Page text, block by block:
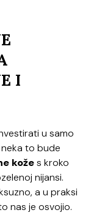
I
u samo
neka to bude
kožes kroko
nijansi.
a u praksi
nas je osvojio.